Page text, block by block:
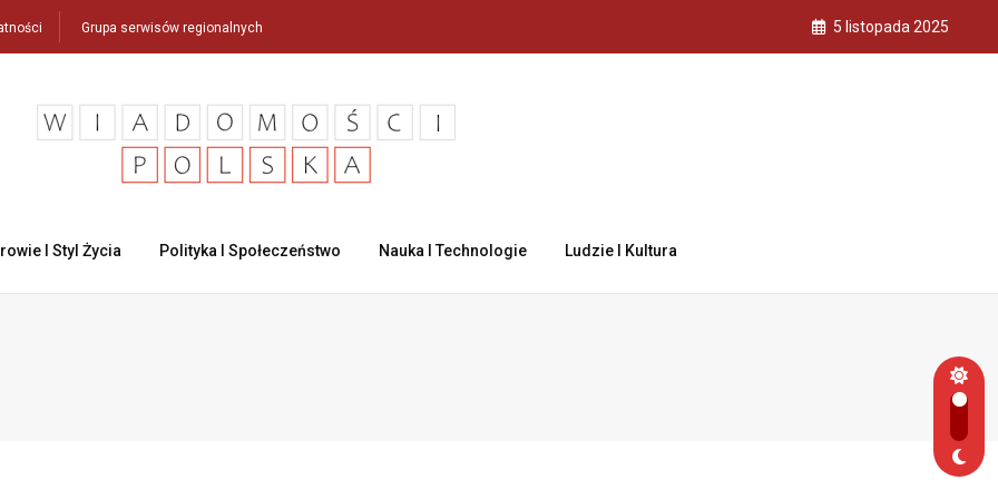
Grupa serwisów regionalnych 5 listopada 2025
I Styl Życia Polityka I Społeczeństwo Nauka I Technologie Ludzie I Kultura